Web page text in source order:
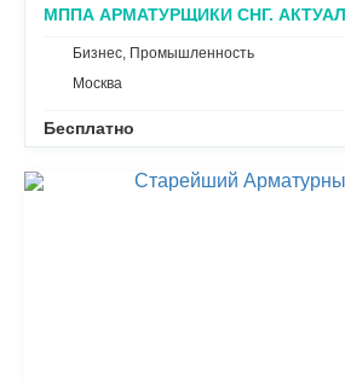
МППА АРМАТУРЩИКИ СНГ.
Бизнес, Промышленность
Москва
Бесплатно